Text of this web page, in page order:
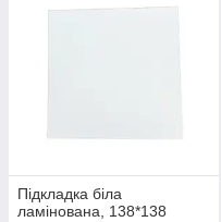
Підкладка біла
ламінована, 138*138